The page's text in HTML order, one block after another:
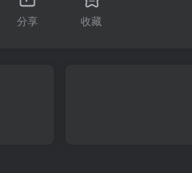
分享 收藏